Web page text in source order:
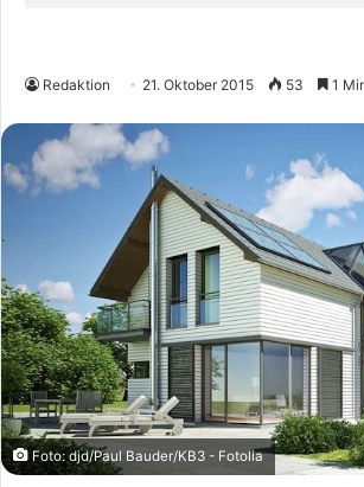
Redaktion 21. Oktober 2015 53 1
Foto: djd/Paul Bauder/KB3 - Fotolia